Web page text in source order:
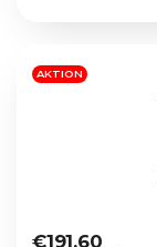
Sternen.
AKTION
durchschnittliche
€191,60